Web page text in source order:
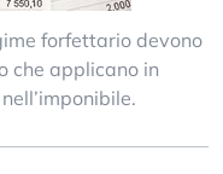
forfettario devono
che applicano in